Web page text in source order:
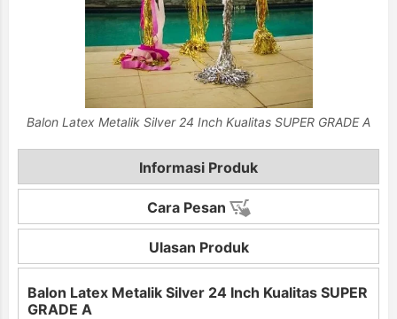
Balon Latex Metalik Silver 24 Inch Kualitas SUPER GRADE A
Informasi Produk
Balon Latex Metalik Silver 24 Inch Kualitas SUPER
GRADE A
Cara Pesan
Ulasan Produk